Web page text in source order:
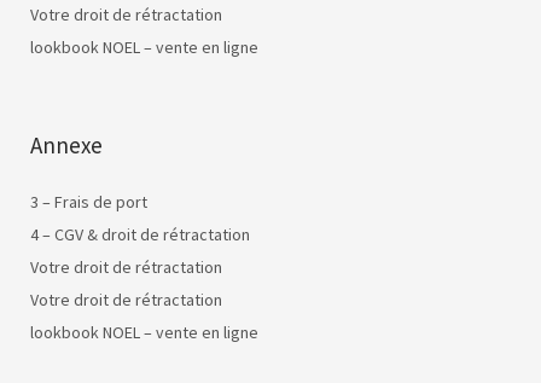
Votre droit de rétractation
lookbook NOEL – vente en ligne
Annexe
3 – Frais de port
4 – CGV & droit de rétractation
Votre droit de rétractation
Votre droit de rétractation
lookbook NOEL – vente en ligne